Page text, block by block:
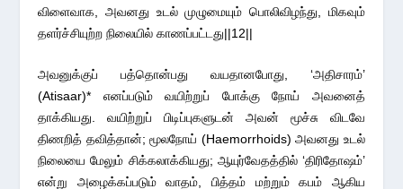
விளைவாக, அவனது உடல் முழுமையும் பொலிவிழந்து, மிகவும்
தளர்ச்சியுற்ற நிலையில் காணப்பட்டது||12||
அவனுக்குப் பத்தொன்பது வயதானபோது, ‘அதிசாரம்’
(Atisaar)* எனப்படும் வயிற்றுப் போக்கு நோய் அவனைத்
தாக்கியது. வயிற்றுப் பிடிப்புகளுடன் அவன் மூச்சு விடவே
திணறித் தவித்தான்; மூலநோய் (Haemorrhoids) அவனது உடல்
நிலையை மேலும் சிக்கலாக்கியது; ஆயுர்வேதத்தில் ‘திரிதோஷம்’
என்று அழைக்கப்படும் வாதம், பித்தம் மற்றும் கபம் ஆகிய